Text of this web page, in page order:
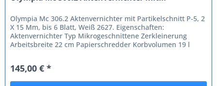
Olympia Mc 306.2 Aktenvernichter mit Partikelschnitt P-5, 2
X 15 Mm, bis 6 Blatt, Weiß 2627. Eigenschaften:
Aktenvernichter Typ Mikrogeschnittene Zerkleinerung
Arbeitsbreite 22 cm Papierschredder Korbvolumen 19 l
145,00 € *